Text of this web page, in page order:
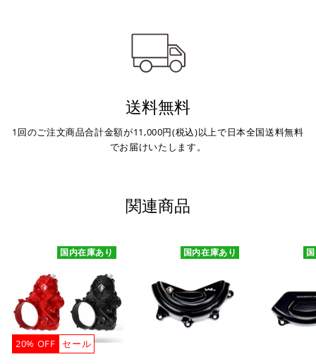
送料無料
1回のご注文商品合計金額が11,000円(税込)以上で日本全国送料無料
でお届けいたします。
関連商品
20% OFF セール
国内在庫あり 国内在庫あり